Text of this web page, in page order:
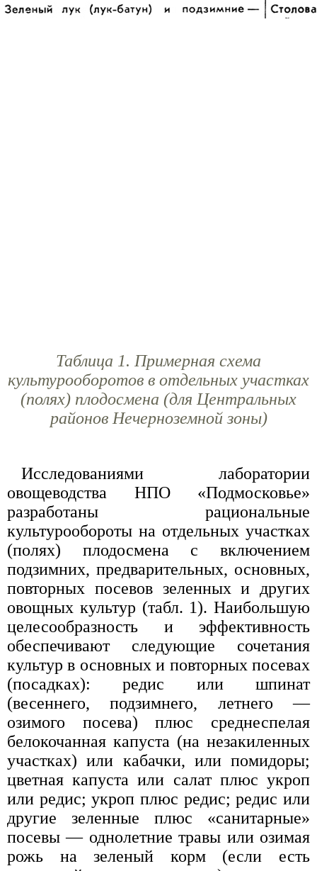
Таблица 1. Примерная схема
культурооборотов в отдельных участках
(полях) плодосмена (для Центральных
районов Нечерноземной зоны)
Исследованиями лаборатории
овощеводства НПО «Подмосковье»
разработаны рациональные
культурообороты на отдельных участках
(полях) плодосмена с включением
подзимних, предварительных, основных,
повторных посевов зеленных и других
овощных культур (табл. 1). Наибольшую
целесообразность и эффективность
обеспечивают следующие сочетания
культур в основных и повторных посевах
(посадках): редис или шпинат
(весеннего, подзимнего, летнего —
озимого посева) плюс среднеспелая
белокочанная капуста (на незакиленных
участках) или кабачки, или помидоры;
цветная капуста или салат плюс укроп
или редис; укроп плюс редис; редис или
другие зеленные плюс «санитарные»
посевы — однолетние травы или озимая
рожь на зеленый корм (если есть